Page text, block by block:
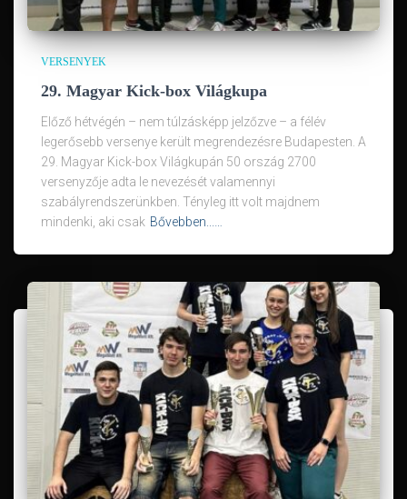
VERSENYEK
29. Magyar Kick-box Világkupa
Előző hétvégén – nem túlzásképp jelzőzve – a félév
legerősebb versenye került megrendezésre Budapesten. A
29. Magyar Kick-box Világkupán 50 ország 2700
versenyzője adta le nevezését valamennyi
szabályrendszerünkben. Tényleg itt volt majdnem
mindenki, aki csak Bővebben...…